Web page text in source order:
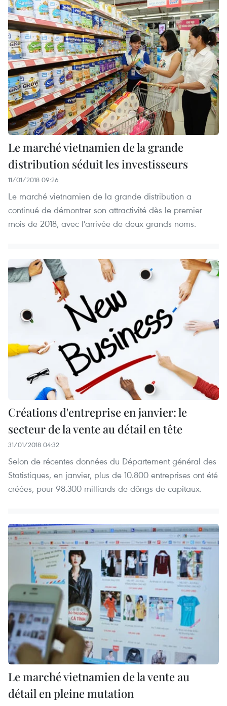
Le marché vietnamien de la grande
distribution séduit les investisseurs
11/01/2018 09:26
Le marché vietnamien de la grande distribution a
continué de démontrer son attractivité dès le premier
mois de 2018, avec l'arrivée de deux grands noms.
Créations d'entreprise en janvier: le
secteur de la vente au détail en tête
31/01/2018 04:32
Selon de récentes données du Département général des
Statistiques, en janvier, plus de 10.800 entreprises ont été
créées, pour 98.300 milliards de dôngs de capitaux.
Le marché vietnamien de la vente au
détail en pleine mutation